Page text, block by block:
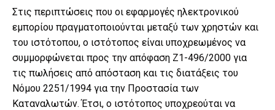
Στις περιπτώσεις που οι εφαρμογές ηλεκτρονικού
εμπορίου πραγματοποιούνται μεταξύ των χρηστών και
του ιστότοπου, ο ιστότοπος είναι υποχρεωμένος να
συμμορφώνεται προς την απόφαση Ζ1-496/2000 για
τις πωλήσεις από απόσταση και τις διατάξεις του
Νόμου 2251/1994 για την Προστασία των
Καταναλωτών. Έτσι, ο ιστότοπος υποχρεούται να